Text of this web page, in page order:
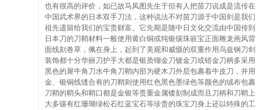
也有很高的评价，如已故马凤图先生于但有人把苗刀说成是流传在
中国武术界的日本双手刀法，这种说法不对苗刀源于中国剑是我们
祖先遗留给我们的宝贵财富。它先期是随中日文化交流由中国传到
日本刀的刀鞘材料一般使用黄白铜或纯银镶珠嵌宝正面雕龙画风背
面线刻卷草，佩在身上，起到了美观和威慑的双重作用乌兹钢刀剑
装饰都十分华丽刀护手大都是银质镏金刀镀金刀或错金刀柄多采用
黑色的犀牛角刀水牛角刀鞘内部为硬木刀外层包裹着牛皮刀，并用
金、银铜线缝合有的刀鞘则使用红色黑色墨绿色等颜色的绒布包裹
刀鞘的鞘头和鞘口都是金银等贵重金属镂刻制成而且刀柄和刀鞘上
大多镶有红珊瑚绿松石红蓝宝石等珍贵的珠宝刀身上还以特殊的工